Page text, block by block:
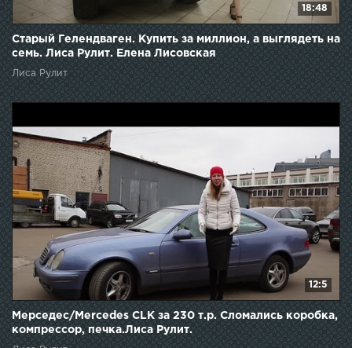
18:48
Старый Гелендваген. Купить за миллион, а выглядеть на
семь. Лиса Рулит. Елена Лисовская
Лиса Рулит
12:5
Мерседес/Mercedes CLK за 230 т.р. Сломались коробка,
компрессор, печка.Лиса Рулит.